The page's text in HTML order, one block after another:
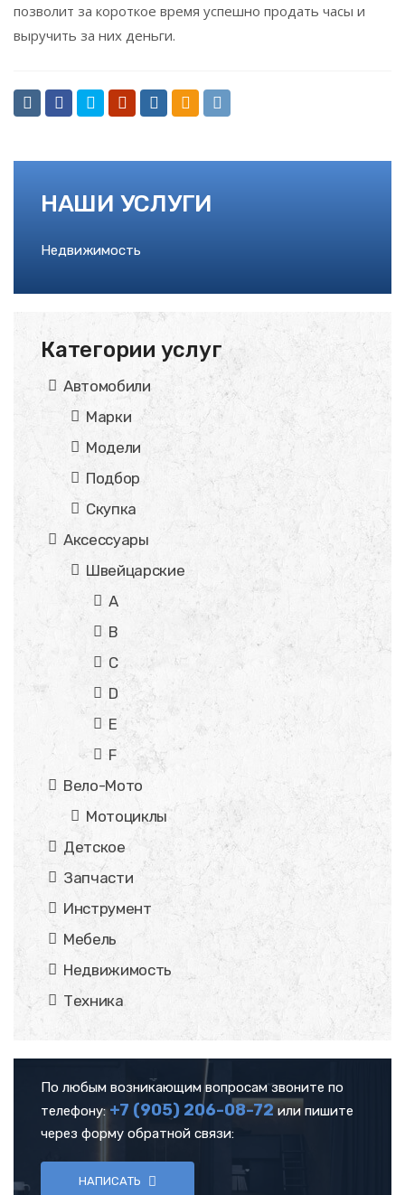
позволит за короткое время успешно продать часы и
выручить за них деньги.
НАШИ УСЛУГИ
Недвижимость
Категории услуг
Автомобили
Марки
Модели
Подбор
Скупка
Аксессуары
Швейцарские
A
B
C
D
E
F
Вело-Мото
Мотоциклы
Детское
Запчасти
Инструмент
Мебель
Недвижимость
Техника
По любым возникающим вопросам звоните по
телефону:+7 (905) 206-08-72 или пишите
через форму обратной связи:
НАПИСАТЬ